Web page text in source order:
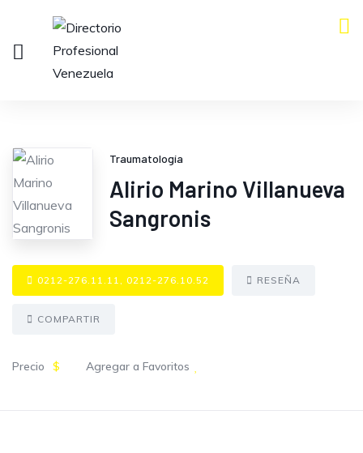
Traumatología
Alirio Marino Villanueva
Sangronis
0212-276.11.11, 0212-276.10.52 RESEÑA
COMPARTIR
Precio $ Agregar a Favoritos